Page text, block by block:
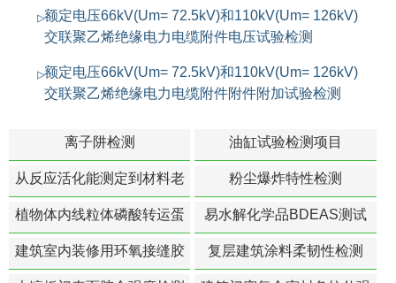
额定电压66kV(Um= 72.5kV)和110kV(Um= 126kV)
交联聚乙烯绝缘电力电缆附件电压试验检测
额定电压66kV(Um= 72.5kV)和110kV(Um= 126kV)
交联聚乙烯绝缘电力电缆附件附件附加试验检测
离子阱检测 油缸试验检测项目
从反应活化能测定到材料老
化寿命预测的经典模型
粉尘爆炸特性检测
植物体内线粒体磷酸转运蛋
白活性检测
易水解化学品BDEAS测试
建筑室内装修用环氧接缝胶
苯含量检测
复层建筑涂料柔韧性检测